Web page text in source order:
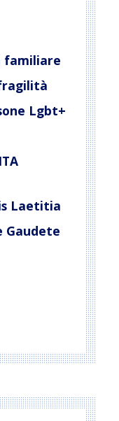
familiare
Lgbt+
Laetitia